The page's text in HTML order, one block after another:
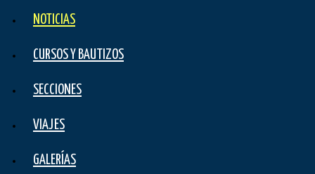
NOTICIAS
CURSOS Y BAUTIZOS
SECCIONES
VIAJES
GALERÍAS